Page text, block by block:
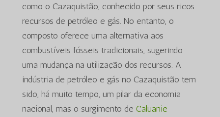
como o Cazaquistão, conhecido por seus ricos
recursos de petróleo e gás. No entanto, o
composto oferece uma alternativa aos
combustíveis fósseis tradicionais, sugerindo
uma mudança na utilização dos recursos. A
indústria de petróleo e gás no Cazaquistão tem
sido, há muito tempo, um pilar da economia
nacional, mas o surgimento de Caluanie